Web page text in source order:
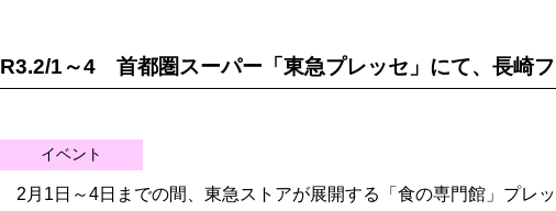
R3.2/1～4 首都圏スーパー「東急プレッセ」にて、長崎フ
イベント
2月1日～4日までの間、東急ストアが展開する「食の専門館」プレ